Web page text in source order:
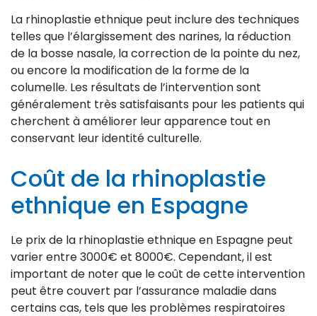
La rhinoplastie ethnique peut inclure des techniques
telles que l’élargissement des narines, la réduction
de la bosse nasale, la correction de la pointe du nez,
ou encore la modification de la forme de la
columelle. Les résultats de l’intervention sont
généralement très satisfaisants pour les patients qui
cherchent à améliorer leur apparence tout en
conservant leur identité culturelle.
Coût de la rhinoplastie
ethnique en Espagne
Le prix de la rhinoplastie ethnique en Espagne peut
varier entre 3000€ et 8000€. Cependant, il est
important de noter que le coût de cette intervention
peut être couvert par l’assurance maladie dans
certains cas, tels que les problèmes respiratoires